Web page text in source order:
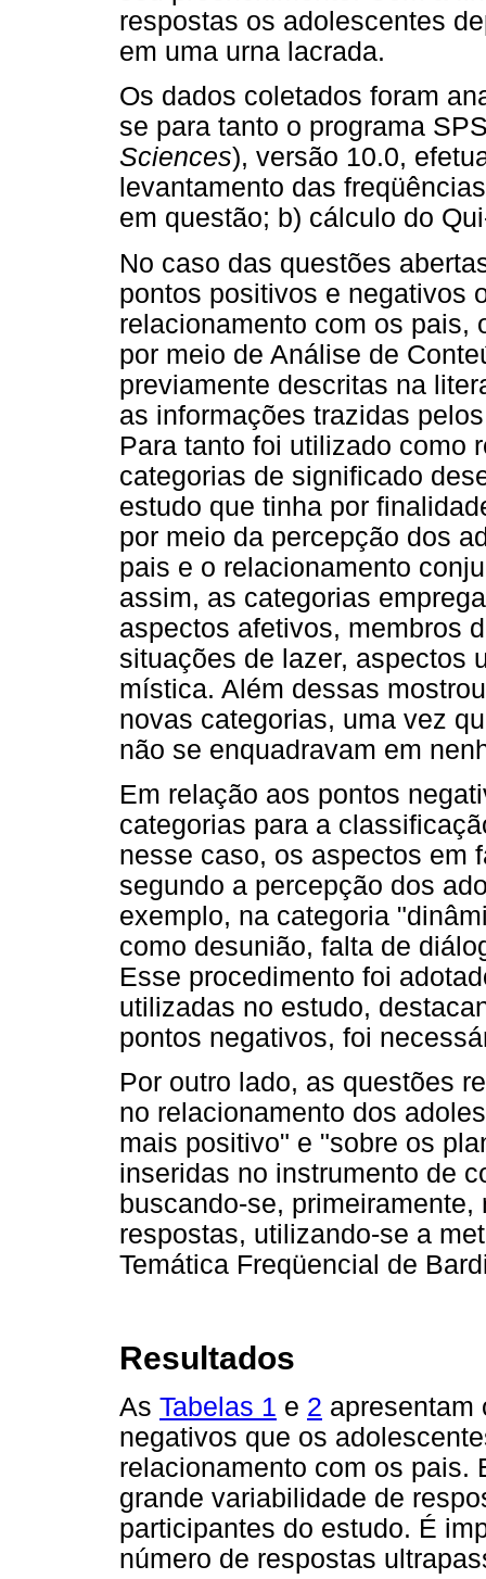
respostas os adolescentes
em uma urna lacrada.
Os dados coletados foram
se para tanto o programa
Sciences), versão 10.0,
levantamento das
em questão; b) cálculo do
No caso das questões
pontos positivos e negativos
relacionamento com os pais,
por meio de Análise de
previamente descritas na
as informações trazidas
Para tanto foi utilizado como
categorias de significado
estudo que tinha por
por meio da percepção dos
pais e o relacionamento
assim, as categorias
aspectos afetivos, membros
situações de lazer, aspectos
mística. Além dessas
novas categorias, uma vez
não se enquadravam em
Em relação aos pontos
categorias para a
nesse caso, os aspectos em
segundo a percepção dos
exemplo, na categoria
como desunião, falta de
Esse procedimento foi
utilizadas no estudo,
pontos negativos, foi
Por outro lado, as questões
no relacionamento dos
mais positivo" e "sobre os
inseridas no instrumento de
buscando-se,
respostas, utilizando-se a
Temática Freqüencial de
Resultados
As Tabelas 1 e 2 apresentam
negativos que os
relacionamento com os pais.
grande variabilidade de
participantes do estudo. É
número de respostas